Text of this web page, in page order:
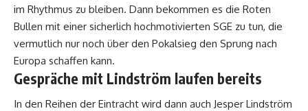
im Rhythmus zu bleiben. Dann bekommen es die Roten
Bullen mit einer sicherlich hochmotivierten SGE zu tun, die
vermutlich nur noch über den Pokalsieg den Sprung nach
Europa schaffen kann.
Gespräche mit Lindström laufen bereits
In den Reihen der Eintracht wird dann auch Jesper Lindström